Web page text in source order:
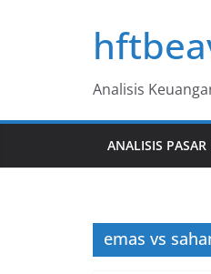
Analisis
ANALISIS PASAR
emas vs